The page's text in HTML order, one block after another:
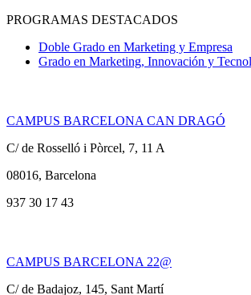
PROGRAMAS DESTACADOS
Doble Grado en Marketing y Empresa
Grado en Marketing, Innovación y
CAMPUS BARCELONA CAN DRAGÓ
C/ de Rosselló i Pòrcel, 7, 11 A
08016, Barcelona
937 30 17 43
CAMPUS BARCELONA 22@
C/ de Badajoz, 145, Sant Martí